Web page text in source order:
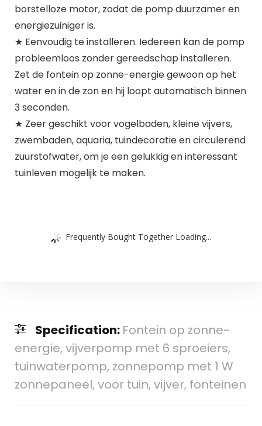
borstelloze motor, zodat de pomp duurzamer en
energiezuiniger is.
★ Eenvoudig te installeren. Iedereen kan de pomp
probleemloos zonder gereedschap installeren.
Zet de fontein op zonne-energie gewoon op het
water en in de zon en hij loopt automatisch binnen
3 seconden.
★ Zeer geschikt voor vogelbaden, kleine vijvers,
zwembaden, aquaria, tuindecoratie en circulerend
zuurstofwater, om je een gelukkig en interessant
tuinleven mogelijk te maken.
Frequently Bought Together Loading...
Specification: Fontein op zonne-
energie, vijverpomp met 6 sproeiers,
tuinwaterpomp, zonnepomp met 1 W
zonnepaneel, voor tuin, vijver, fonteinen